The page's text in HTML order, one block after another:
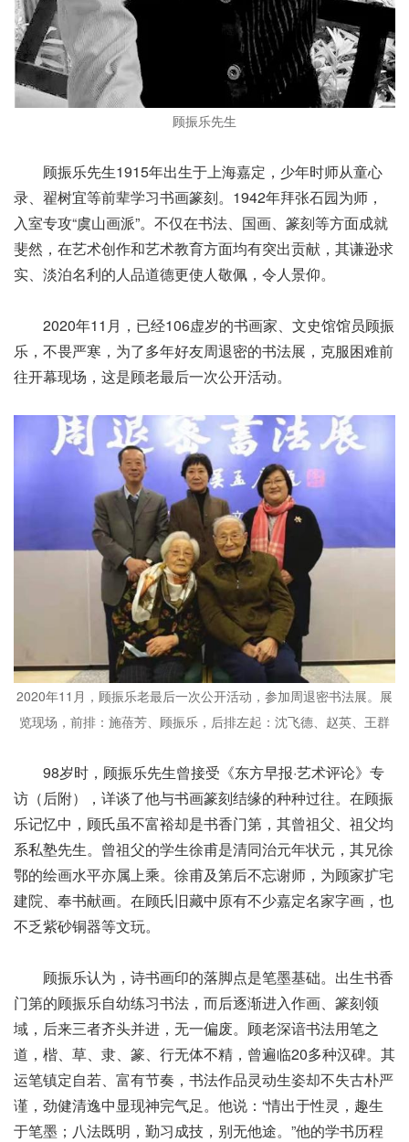
顾振乐先生
顾振乐先生1915年出生于上海嘉定，少年时师从童心
录、翟树宜等前辈学习书画篆刻。1942年拜张石园为师，
入室专攻“虞山画派”。不仅在书法、国画、篆刻等方面成就
斐然，在艺术创作和艺术教育方面均有突出贡献，其谦逊求
实、淡泊名利的人品道德更使人敬佩，令人景仰。
2020年11月，已经106虚岁的书画家、文史馆馆员顾振
乐，不畏严寒，为了多年好友周退密的书法展，克服困难前
往开幕现场，这是顾老最后一次公开活动。
2020年11月，顾振乐老最后一次公开活动，参加周退密书法展。展
览现场，前排：施蓓芳、顾振乐，后排左起：沈飞德、赵英、王群
98岁时，顾振乐先生曾接受《东方早报·艺术评论》专
访（后附），详谈了他与书画篆刻结缘的种种过往。在顾振
乐记忆中，顾氏虽不富裕却是书香门第，其曾祖父、祖父均
系私塾先生。曾祖父的学生徐甫是清同治元年状元，其兄徐
鄂的绘画水平亦属上乘。徐甫及第后不忘谢师，为顾家扩宅
建院、奉书献画。在顾氏旧藏中原有不少嘉定名家字画，也
不乏紫砂铜器等文玩。
顾振乐认为，诗书画印的落脚点是笔墨基础。出生书香
门第的顾振乐自幼练习书法，而后逐渐进入作画、篆刻领
域，后来三者齐头并进，无一偏废。顾老深谙书法用笔之
道，楷、草、隶、篆、行无体不精，曾遍临20多种汉碑。其
运笔镇定自若、富有节奏，书法作品灵动生姿却不失古朴严
谨，劲健清逸中显现神完气足。他说：“情出于性灵，趣生
于笔墨；八法既明，勤习成技，别无他途。”他的学书历程